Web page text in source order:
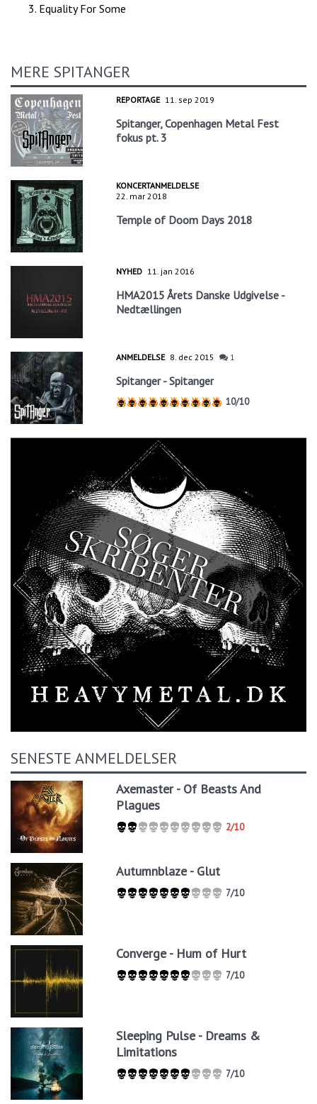
Equality For Some
MERE SPITANGER
REPORTAGE 11. sep 2019
Spitanger, Copenhagen Metal Fest
fokus pt. 3
KONCERTANMELDELSE
22. mar 2018
Temple of Doom Days 2018
NYHED 11. jan 2016
HMA2015 Årets Danske Udgivelse -
Nedtællingen
ANMELDELSE 8. dec 2015 1
Spitanger - Spitanger
10/10
SENESTE ANMELDELSER
Axemaster - Of Beasts And
Plagues
2/10
Autumnblaze - Glut
7/10
Converge - Hum of Hurt
7/10
Sleeping Pulse - Dreams &
Limitations
7/10